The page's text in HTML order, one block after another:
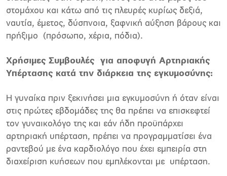
στομάχου και κάτω από τις πλευρές κυρίως δεξιά,
ναυτία, έμετος, δύσπνοια, ξαφνική αύξηση βάρους και
πρήξιμο (πρόσωπο, χέρια, πόδια).
Χρήσιμες Συμβουλές για αποφυγή Αρτηριακής
Υπέρτασης κατά την διάρκεια της εγκυμοσύνης:
Η γυναίκα πριν ξεκινήσει μια εγκυμοσύνη ή όταν είναι
στις πρώτες εβδομάδες της θα πρέπει να επισκεφτεί
τον γυναικολόγο της και εάν ήδη προϋπάρχει
αρτηριακή υπέρταση, πρέπει να προγραμματίσει ένα
ραντεβού με ένα καρδιολόγο που έχει εμπειρία στη
διαχείριση κυήσεων που εμπλέκονται με υπέρταση.